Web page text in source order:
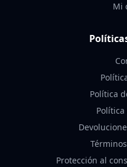
Mi
Política
Política
Protección al